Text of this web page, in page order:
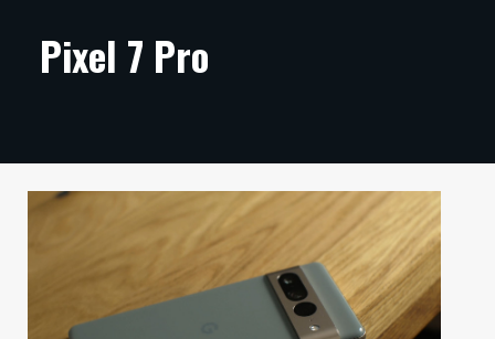
ARTIKKELIT
TECHBBS
TIETOA
Pixel 7 Pro